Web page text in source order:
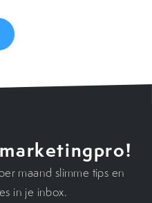
maand slimme tips en
in je inbox.